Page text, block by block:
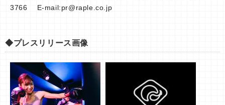
3766 E-mail:pr@raple.co.jp
◆プレスリリース画像